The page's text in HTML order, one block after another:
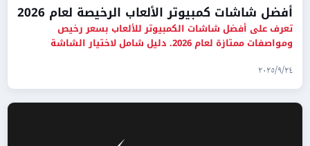
أفضل شاشات كمبيوتر الألعاب الرخيصة لعام 2026
تعرف على أفضل شاشات الكمبيوتر للألعاب بسعر رخيص
ومواصفات ممتازة لعام 2026. دليل شامل لاختيار الشاشة
٢٤‏/٩‏/٢٠٢٥